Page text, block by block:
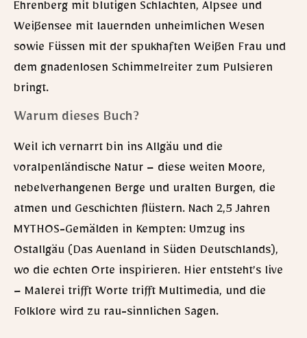
Ehrenberg mit blutigen Schlachten, Alpsee und
Weißensee mit lauernden unheimlichen Wesen
sowie Füssen mit der spukhaften Weißen Frau und
dem gnadenlosen Schimmelreiter zum Pulsieren
bringt.
Warum dieses Buch?
Weil ich vernarrt bin ins Allgäu und die
voralpenländische Natur – diese weiten Moore,
nebelverhangenen Berge und uralten Burgen, die
atmen und Geschichten flüstern. Nach 2,5 Jahren
MYTHOS-Gemälden in Kempten: Umzug ins
Ostallgäu (Das Auenland in Süden Deutschlands),
wo die echten Orte inspirieren. Hier entsteht’s live
– Malerei trifft Worte trifft Multimedia, und die
Folklore wird zu rau-sinnlichen Sagen.